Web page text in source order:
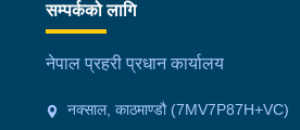
सम्पर्कको लागि
नेपाल प्रहरी प्रधान कार्यालय
नक्साल, काठमाण्डौ (7MV7P87H+VC)